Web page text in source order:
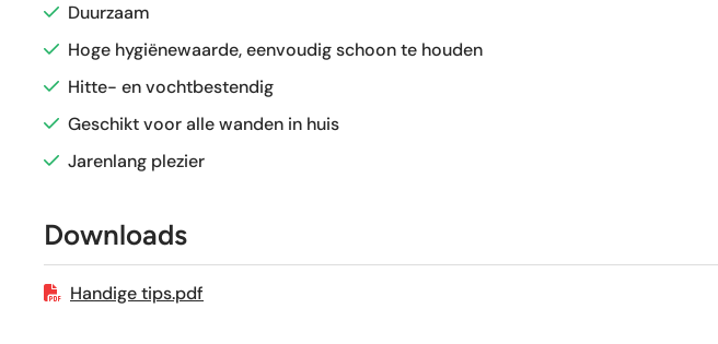
Gerectificeerd
Sortering
Craquelé
Duurzaam
Hoge hygiënewaarde, eenvoudig schoon te houden
Hitte- en vochtbestendig
Geschikt voor alle wanden in huis
Jarenlang plezier
Downloads
Handige tips.pdf